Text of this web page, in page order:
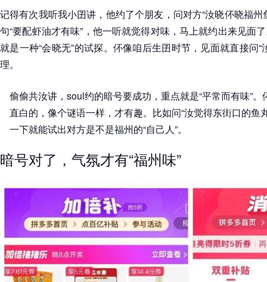
记得有次我听我小囝讲，他约了个朋友，问对方“汝晓伓晓福
句“要配虾油才有味”，他一听就觉得对味，马上就约出来见面
就是一种“会晓无”的试探。伓像咱后生囝时节，见面就直接问
理。
偷偷共汝讲，soul约的暗号要成功，重点就是“平常而有味”
直白的，像个谜语一样，才有趣。比如问“汝觉得东街口的鱼
一下就能试出对方是不是福州的“自己人”。
暗号对了，气氛才有“福州味”